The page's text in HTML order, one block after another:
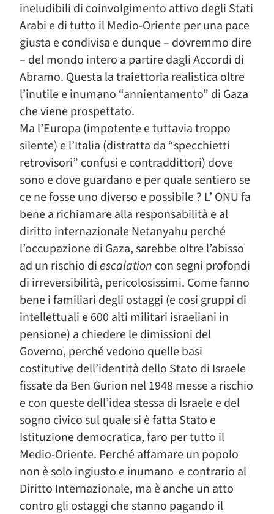
ineludibili di coinvolgimento attivo degli Stati
Arabi e di tutto il Medio-Oriente per una pace
giusta e condivisa e dunque – dovremmo dire
– del mondo intero a partire dagli Accordi di
Abramo. Questa la traiettoria realistica oltre
l’inutile e inumano “annientamento” di Gaza
che viene prospettato.
Ma l’Europa (impotente e tuttavia troppo
silente) e l’Italia (distratta da “specchietti
retrovisori” confusi e contraddittori) dove
sono e dove guardano e per quale sentiero se
ce ne fosse uno diverso e possibile ? L’ ONU fa
bene a richiamare alla responsabilità e al
diritto internazionale Netanyahu perché
l’occupazione di Gaza, sarebbe oltre l’abisso
ad un rischio diescalation con segni profondi
di irreversibilità, pericolosissimi. Come fanno
bene i familiari degli ostaggi (e cosi gruppi di
intellettuali e 600 alti militari israeliani in
pensione) a chiedere le dimissioni del
Governo, perché vedono quelle basi
costitutive dell’identità dello Stato di Israele
fissate da Ben Gurion nel 1948 messe a rischio
e con queste dell’idea stessa di Israele e del
sogno civico sul quale si è fatta Stato e
Istituzione democratica, faro per tutto il
Medio-Oriente. Perché affamare un popolo
non è solo ingiusto e inumano e contrario al
Diritto Internazionale, ma è anche un atto
contro gli ostaggi che stanno pagando il